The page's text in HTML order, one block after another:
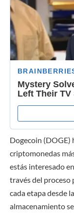
Dogecoin (DOGE)
criptomonedas
estás interesado
través del proceso
cada etapa desde
almacenamiento